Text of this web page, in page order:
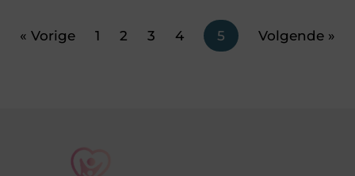
« Vorige 1 2 3 4 5 Volgende »